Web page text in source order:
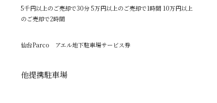
5千円以上のご売却で30分 5万円以上のご売却で1時間 10万円以上
のご売却で2時間
仙台Parco アエル地下駐車場サービス券
他提携駐車場